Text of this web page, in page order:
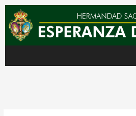
contenido